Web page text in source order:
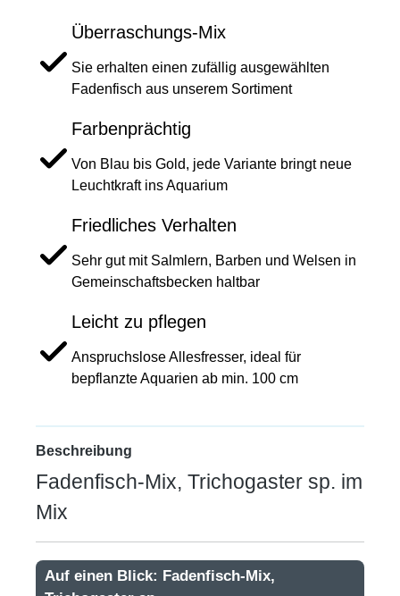
Überraschungs-Mix
Sie erhalten einen zufällig ausgewählten
Fadenfisch aus unserem Sortiment
Farbenprächtig
Von Blau bis Gold, jede Variante bringt neue
Leuchtkraft ins Aquarium
Friedliches Verhalten
Sehr gut mit Salmlern, Barben und Welsen in
Gemeinschaftsbecken haltbar
Leicht zu pflegen
Anspruchslose Allesfresser, ideal für
bepflanzte Aquarien ab min. 100 cm
Beschreibung
Fadenfisch-Mix, Trichogaster sp. im
Mix
Auf einen Blick: Fadenfisch-Mix,